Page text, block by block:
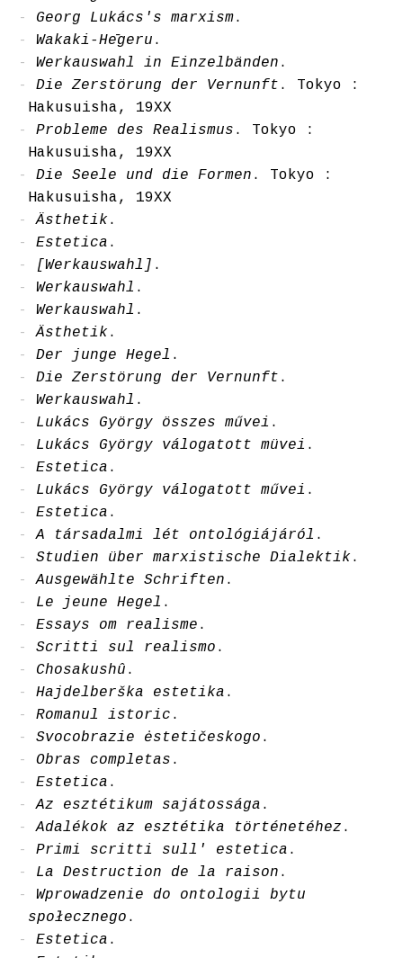
Georg Lukács's marxism.
Wakaki-Hēgeru .
Werkauswahl in Einzelbänden .
Die Zerstörung der Vernunft . Tokyo :
Hakusuisha, 19XX
Probleme des Realismus . Tokyo :
Hakusuisha, 19XX
Die Seele und die Formen . Tokyo :
Hakusuisha, 19XX
Ästhetik .
Estetica .
[Werkauswahl] .
Werkauswahl .
Werkauswahl .
Ästhetik .
Der junge Hegel .
Die Zerstörung der Vernunft .
Werkauswahl .
Lukács György összes művei .
Lukács György válogatott müvei .
Estetica .
Lukács György válogatott művei .
Estetica .
A társadalmi lét ontológiájáról .
Studien über marxistische Dialektik .
Ausgewählte Schriften .
Le jeune Hegel .
Essays om realisme .
Scritti sul realismo .
Chosakushû .
Hajdelberška estetika .
Romanul istoric .
Svocobrazie ėstetičeskogo .
Obras completas .
Estetica .
Az esztétikum sajátossága .
Adalékok az esztétika történetéhez .
Primi scritti sull' estetica .
La Destruction de la raison .
Wprowadzenie do ontologii bytu
społecznego .
Estetica .